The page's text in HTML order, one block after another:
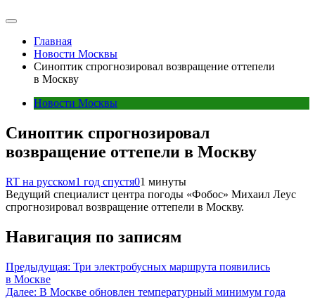
Главная
Новости Москвы
Синоптик спрогнозировал возвращение оттепели
в Москву
Новости Москвы
Синоптик спрогнозировал
возвращение оттепели в Москву
RT на русском1 год спустя01 минуты
Ведущий специалист центра погоды «Фобос» Михаил Леус
спрогнозировал возвращение оттепели в Москву.
Навигация по записям
Предыдущая: Три электробусных маршрута появились
в Москве
Далее: В Москве обновлен температурный минимум года